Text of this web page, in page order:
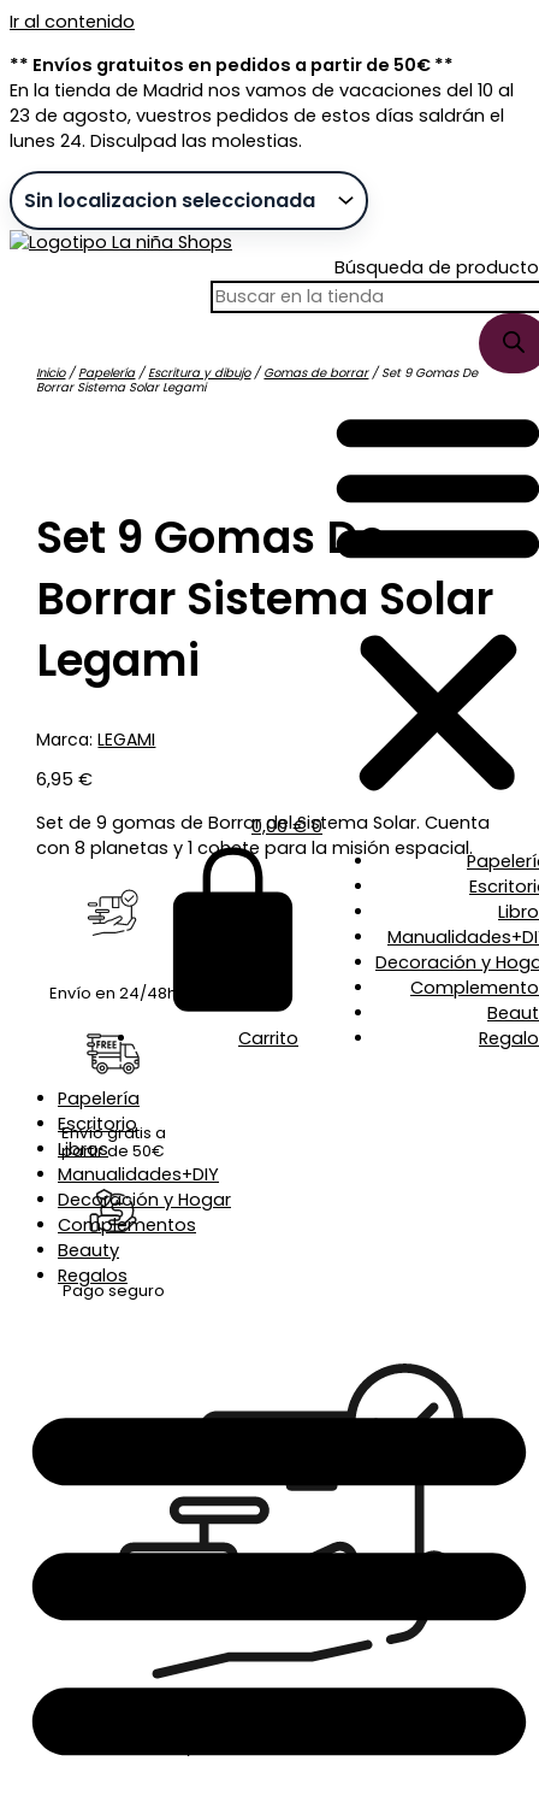
Ir al contenido
** Envíos gratuitos en pedidos a partir de 50€ **
En la tienda de Madrid nos vamos de vacaciones del 10 al
23 de agosto, vuestros pedidos de estos días saldrán el
lunes 24. Disculpad las molestias.
Búsqueda de
0,00€ 0
Carrito
Decoración y
Papelería
Escritorio
Libros
Manualidades+DIY
Decoración y Hogar
Complementos
Beauty
Regalos
Inicio/Papelería/Escritura y dibujo/Gomas de borrar/ Set 9 Gomas De
Borrar Sistema Solar Legami
Set 9 Gomas De
Borrar Sistema Solar
Legami
Marca:LEGAMI
6,95€
Set de 9 gomas de Borrar del Sistema Solar. Cuenta
con 8 planetas y 1 cohete para la misión espacial.
Envío en 24/48h
Envío gratis a
partir de 50€
Pago seguro